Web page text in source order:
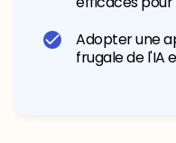
Adopter une
frugale de l'IA